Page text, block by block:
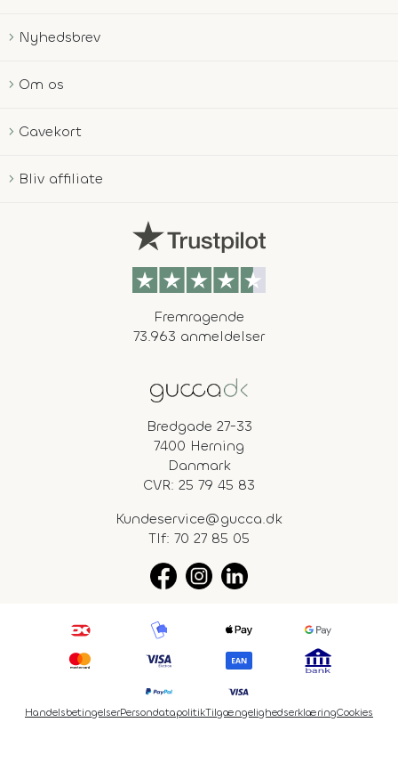
Nyhedsbrev
Om os
Gavekort
Bliv affiliate
Fremragende
73.963 anmeldelser
Bredgade 27-33
7400 Herning
Danmark
CVR: 25 79 45 83
Kundeservice@gucca.dk
Tlf: 70 27 85 05
HandelsbetingelserPersondatapolitikTilgængelighedserklæringCookies